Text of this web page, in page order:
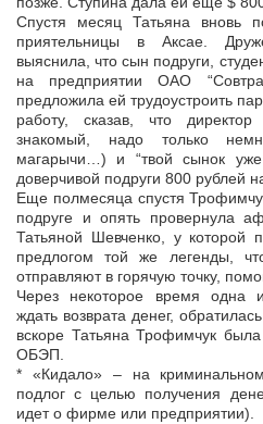
Спустя месяц Татьяна вновь
приятельницы в Аксае.
выяснила, что сын подруги,
на предприятии ОАО
предложила ей трудоустроить
работу, сказав, что
знакомый, надо только
магарычи…) и “твой сынок
доверчивой подруги 800 рублей
Еще полмесяца спустя
подруге и опять провернула
Татьяной Шевченко, у которой
предлогом той же легенды,
отправляют в горячую точку,
Через некоторое время одна
ждать возврата денег,
вскоре Татьяна Трофимчук
ОБЭП.
* «Кидало» – на
подлог с целью получения
идет о фирме или предприятии).